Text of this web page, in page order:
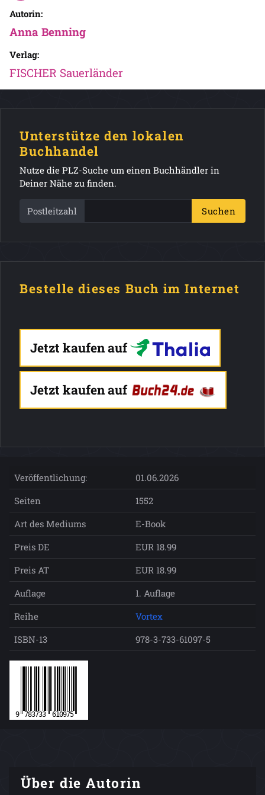
Autorin:
Anna Benning
Verlag:
FISCHER Sauerländer
Unterstütze den lokalen
Buchhandel
Nutze die PLZ-Suche um einen Buchhändler in
Deiner Nähe zu finden.
Postleitzahl Suchen
Bestelle dieses Buch im Internet
Jetzt kaufen auf
Jetzt kaufen auf
Veröffentlichung:
01.06.2026
Seiten
1552
Art des Mediums
E-Book
Preis DE
EUR 18.99
Preis AT
EUR 18.99
Auflage
1. Auflage
Reihe
Vortex
ISBN-13
978-3-733-61097-5
Über die Autorin